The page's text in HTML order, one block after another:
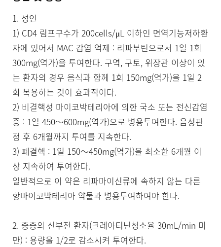
1. 성인
1) CD4 림프구수가 200cells/μL 이하인 면역기능저하환
자에 있어서 MAC 감염 억제 : 리파부틴으로서 1일 1회
300mg(역가)을 투여한다. 구역, 구토, 위장관 이상이 있
는 환자의 경우 음식과 함께 1회 150mg(역가)을 1일 2
회 복용하는 것이 효과적이다.
2) 비결핵성 마이코박테리아에 의한 국소 또는 전신감염
증 : 1일 450～600mg(역가)으로 병용투여한다. 음성판
정 후 6개월까지 투여를 지속한다.
3) 폐결핵 : 1일 150～450mg(역가)을 최소한 6개월 이
상 지속하여 투여한다.
일반적으로 이 약은 리파마이신류에 속하지 않는 다른
항마이코박테리아 약물과 병용투여하여야 한다.
2. 중증의 신부전 환자(크레아티닌청소율 30mL/min 미
만) : 용량을 1/2로 감소시켜 투여한다.